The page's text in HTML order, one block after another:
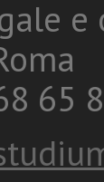
e
65